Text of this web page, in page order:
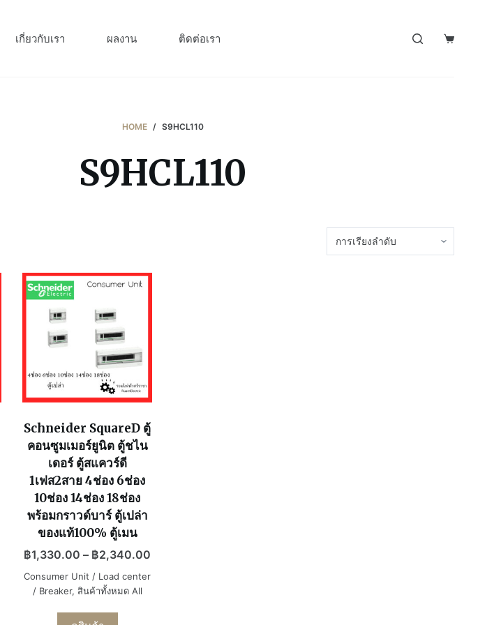
เกี่ยวกับเรา ผลงาน ติดต่อเรา
HOME / S9HCL110
S9HCL110
Schneider SquareD ตู้
คอนซูมเมอร์ยูนิต ตู้ชไน
เดอร์ ตู้สแควร์ดี
1เฟส2สาย 4ช่อง 6ช่อง
10ช่อง 14ช่อง 18ช่อง
พร้อมกราวด์บาร์ ตู้เปล่า
ของแท้100% ตู้เมน
฿1,330.00 – ฿2,340.00
Consumer Unit / Load center
/ Breaker, สินค้าทั้งหมด All